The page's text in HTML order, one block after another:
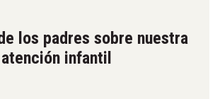
los padres sobre nuestra
atención infantil